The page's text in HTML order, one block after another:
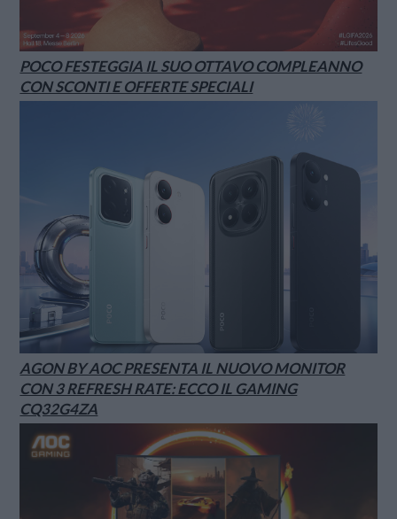
POCO FESTEGGIA IL SUO OTTAVO COMPLEANNO
CON SCONTI E OFFERTE SPECIALI
AGON BY AOC PRESENTA IL NUOVO MONITOR
CON 3 REFRESH RATE: ECCO IL GAMING
CQ32G4ZA